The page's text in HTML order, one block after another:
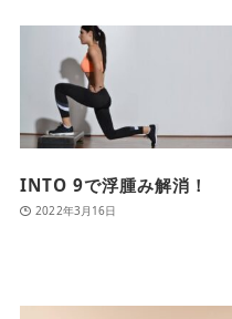
INTO 9で浮腫み解消！
2022年3月16日